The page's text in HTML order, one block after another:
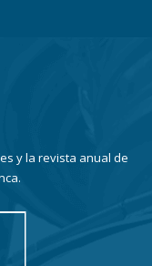
y la revista anual de